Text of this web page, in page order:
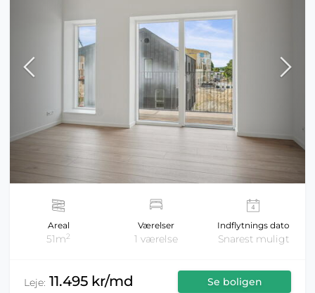
Areal
51m2
Værelser
1 værelse
Indflytnings dato
Snarest muligt
Leje: 11.495 kr/md Se boligen